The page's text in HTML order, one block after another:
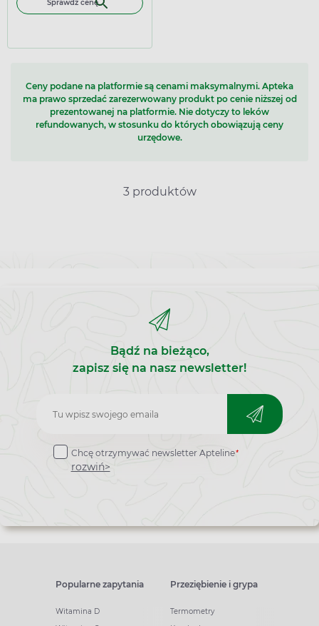
Sprawdź cenę
Ceny podane na platformie są cenami maksymalnymi. Apteka
ma prawo sprzedać zarezerwowany produkt po cenie niższej od
prezentowanej na platformie. Nie dotyczy to leków
refundowanych, w stosunku do których obowiązują ceny
urzędowe.
3 produktów
Bądź na bieżąco,
zapisz się na nasz newsletter!
Zapisz
do
newslettera
Chcę otrzymywać newsletter Apteline*
rozwiń>
Popularne zapytania
Witamina D
Przeziębienie i grypa
Termometry